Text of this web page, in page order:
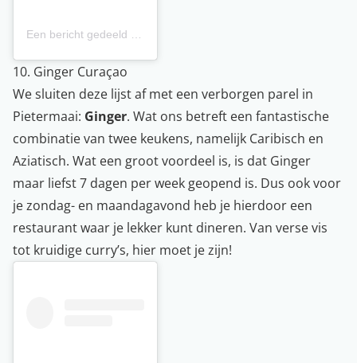
10. Ginger Curaçao
We sluiten deze lijst af met een verborgen parel in
Pietermaai: Ginger. Wat ons betreft een fantastische
combinatie van twee keukens, namelijk Caribisch en
Aziatisch. Wat een groot voordeel is, is dat Ginger
maar liefst 7 dagen per week geopend is. Dus ook voor
je zondag- en maandagavond heb je hierdoor een
restaurant waar je lekker kunt dineren. Van verse vis
tot kruidige curry’s, hier moet je zijn!